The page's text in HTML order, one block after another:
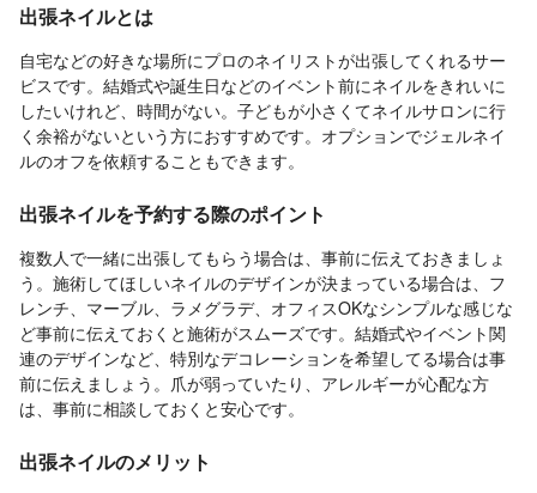
出張ネイルとは
自宅などの好きな場所にプロのネイリストが出張してくれるサー
ビスです。結婚式や誕生日などのイベント前にネイルをきれいに
したいけれど、時間がない。子どもが小さくてネイルサロンに行
く余裕がないという方におすすめです。オプションでジェルネイ
ルのオフを依頼することもできます。
出張ネイルを予約する際のポイント
複数人で一緒に出張してもらう場合は、事前に伝えておきましょ
う。施術してほしいネイルのデザインが決まっている場合は、フ
レンチ、マーブル、ラメグラデ、オフィスOKなシンプルな感じな
ど事前に伝えておくと施術がスムーズです。結婚式やイベント関
連のデザインなど、特別なデコレーションを希望してる場合は事
前に伝えましょう。爪が弱っていたり、アレルギーが心配な方
は、事前に相談しておくと安心です。
出張ネイルのメリット